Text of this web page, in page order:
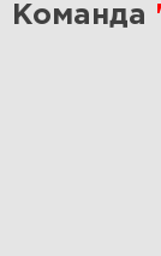
Команда